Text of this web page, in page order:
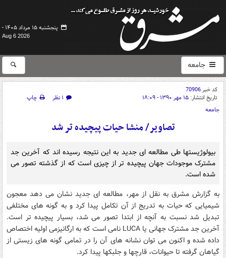
پنجشنبه ۱۵ مرداد ۱۴۰۵ -
Aug 6 2026
جامعه
کد خبر70906
تاریخ انتشار: ۱۵ مهر ۱۳۹۰ - ۱۸:۰۹ ۱ نظر
چاپ
جامعه
تصاویر/ منشا حیات پیچیده تر شد
بیولوژیستها طی مطالعه ای جدید به این نتیجه رسیده اند که آخرین جد
مشترک موجودات جهان پیچیده تر از چیزی است که از گذشته تصور می
شده است.
به گزارش مشرق به نقل از مهر، مطالعه ای جدید نشان می دهد معجون
شیمیایی که حیات به تدریج از آن تکامل پیدا کرد و به گونه های مختلفی
تبدیل شد نسبت به آنچه از ابتدا تصور می شد، بسیار پیچیده تر است.
آخرین جد مشترک جهانی یا LUCA نامی است که به ارگانیزمی اولیه اختصاص
داده شده و اکنون می توان نشانه های آن را در تمامی گونه های زیستی از
گیاهان گرفته تا حیوانات، قارچها و جلبکها پیدا کرد.